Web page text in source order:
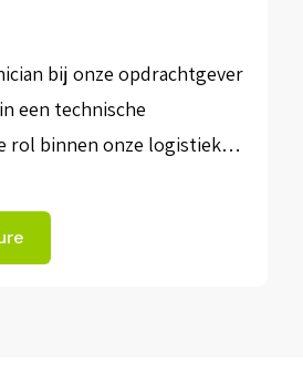
bij onze opdrachtgever
een technische
rol binnen onze logistieke
opdrachtgever in Nuth
ondersteunende